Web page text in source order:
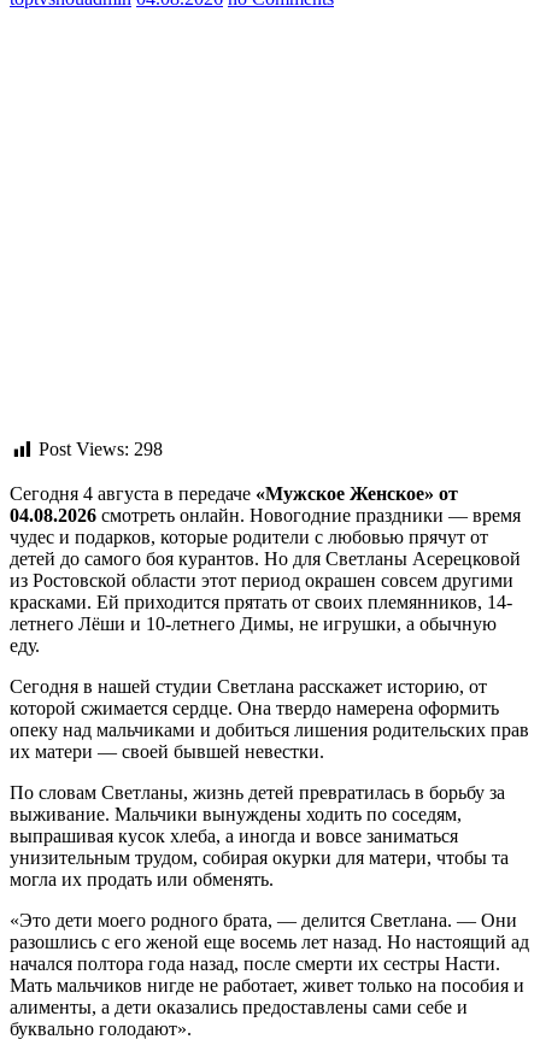
Post Views: 298
Сегодня 4 августа в передаче «Мужское Женское» от
04.08.2026 смотреть онлайн. Новогодние праздники — время
чудес и подарков, которые родители с любовью прячут от
детей до самого боя курантов. Но для Светланы Асерецковой
из Ростовской области этот период окрашен совсем другими
красками. Ей приходится прятать от своих племянников, 14-
летнего Лёши и 10-летнего Димы, не игрушки, а обычную
еду.
Сегодня в нашей студии Светлана расскажет историю, от
которой сжимается сердце. Она твердо намерена оформить
опеку над мальчиками и добиться лишения родительских прав
их матери — своей бывшей невестки.
По словам Светланы, жизнь детей превратилась в борьбу за
выживание. Мальчики вынуждены ходить по соседям,
выпрашивая кусок хлеба, а иногда и вовсе заниматься
унизительным трудом, собирая окурки для матери, чтобы та
могла их продать или обменять.
«Это дети моего родного брата, — делится Светлана. — Они
разошлись с его женой еще восемь лет назад. Но настоящий ад
начался полтора года назад, после смерти их сестры Насти.
Мать мальчиков нигде не работает, живет только на пособия и
алименты, а дети оказались предоставлены сами себе и
буквально голодают».